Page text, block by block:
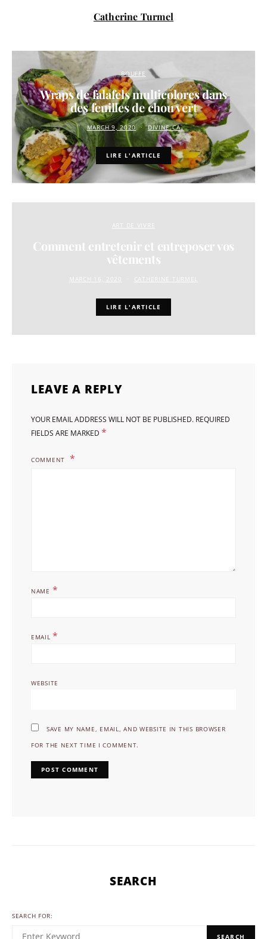
Catherine Turmel
BOUFFE
Wraps de falafels multicolores dans
des feuilles de chou vert
MARCH 9, 2020 DIVINE.CA
LIRE L'ARTICLE
ART DE VIVRE
Comment entretenir et entreposer vos
vêtements
MARCH 16, 2020 CATHERINE TURMEL
LIRE L'ARTICLE
LEAVE A REPLY
YOUR EMAIL ADDRESS WILL NOT BE PUBLISHED. REQUIRED
FIELDS ARE MARKED *
COMMENT
NAME *
EMAIL*
WEBSITE
SAVE MY NAME, EMAIL, AND WEBSITE IN THIS BROWSER
FOR THE NEXT TIME I COMMENT.
SEARCH
SEARCH FOR:
SEARCH